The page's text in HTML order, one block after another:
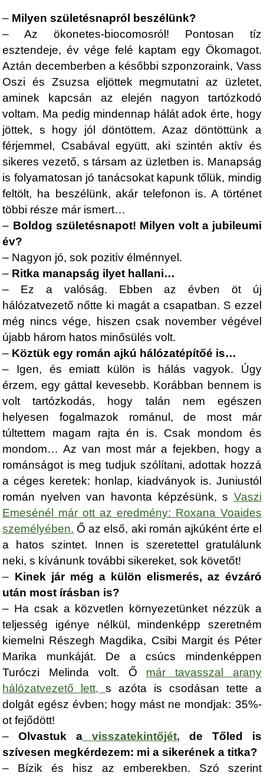
– Milyen születésnapról beszélünk?
– Az ökonetes-biocomosról! Pontosan tíz
esztendeje, év vége felé kaptam egy Ökomagot.
Aztán decemberben a későbbi szponzoraink, Vass
Oszi és Zsuzsa eljöttek megmutatni az üzletet,
aminek kapcsán az elején nagyon tartózkodó
voltam. Ma pedig mindennap hálát adok érte, hogy
jöttek, s hogy jól döntöttem. Azaz döntöttünk a
férjemmel, Csabával együtt, aki szintén aktív és
sikeres vezető, s társam az üzletben is. Manapság
is folyamatosan jó tanácsokat kapunk tőlük, mindig
feltölt, ha beszélünk, akár telefonon is. A történet
többi része már ismert…
– Boldog születésnapot! Milyen volt a jubileumi
év?
– Nagyon jó, sok pozitív élménnyel.
– Ritka manapság ilyet hallani…
– Ez a valóság. Ebben az évben öt új
hálózatvezető nőtte ki magát a csapatban. S ezzel
még nincs vége, hiszen csak november végével
újabb három hatos minősülés volt.
– Köztük egy román ajkú hálózatépítőé is…
– Igen, és emiatt külön is hálás vagyok. Úgy
érzem, egy gáttal kevesebb. Korábban bennem is
volt tartózkodás, hogy talán nem egészen
helyesen fogalmazok románul, de most már
túltettem magam rajta én is. Csak mondom és
mondom… Az van most már a fejekben, hogy a
románságot is meg tudjuk szólítani, adottak hozzá
a céges keretek: honlap, kiadványok is. Juniustól
román nyelven van havonta képzésünk, s Vaszi
Emesénél már ott az eredmény: Roxana Voaides
személyében. Ő az első, aki román ajkúként érte el
a hatos szintet. Innen is szeretettel gratulálunk
neki, s kívánunk további sikereket, sok követőt!
– Kinek jár még a külön elismerés, az évzáró
után most írásban is?
– Ha csak a közvetlen környezetünket nézzük a
teljesség igénye nélkül, mindenképp szeretném
kiemelni Részegh Magdika, Csibi Margit és Péter
Marika munkáját. De a csúcs mindenképpen
Turóczi Melinda volt. Ő már tavasszal arany
hálózatvezető lett,s azóta is csodásan tette a
dolgát egész évben; hogy mást ne mondjak: 35%-
ot fejődött!
–Olvastuk a visszatekintőjét, de Tőled is
szívesen megkérdezem: mi a sikerének a titka?
– Bízik és hisz az emberekben. Szó szerint